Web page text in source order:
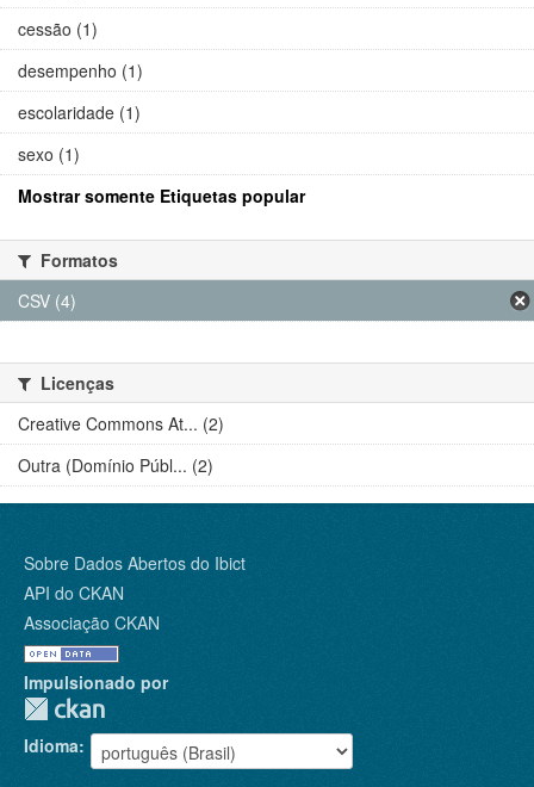
cessão (1)
desempenho (1)
escolaridade (1)
sexo (1)
Mostrar somente Etiquetas popular
Formatos
CSV (4)
Licenças
Creative Commons At... (2)
Outra (Domínio Públ... (2)
Sobre Dados Abertos do Ibict
API do CKAN
Associação CKAN
Impulsionado por
Idioma